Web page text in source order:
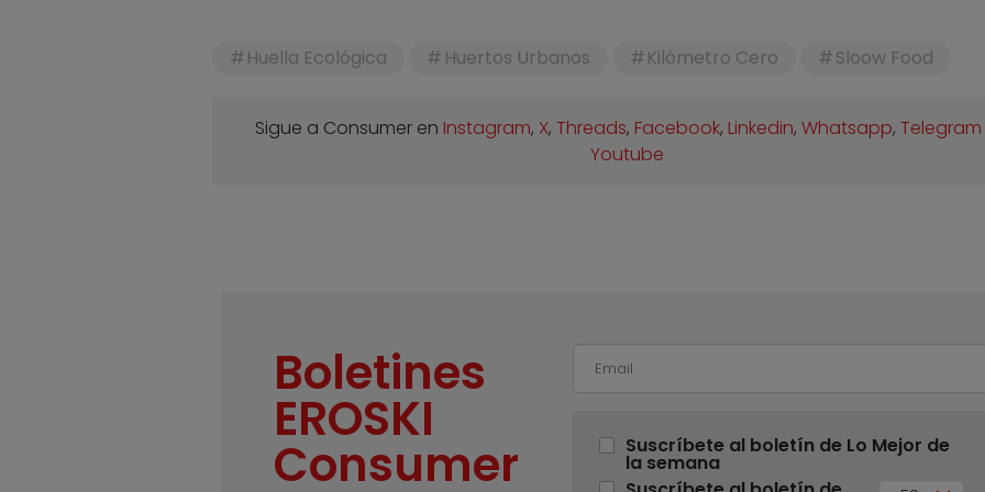
Huella Ecológica Huertos Urbanos Kilómetro Cero Sloow Food
Sigue a Consumer en Instagram, X,Threads, Facebook, Linkedin,Whatsapp,Telegram
Youtube
Boletines
EROSKI
Consumer Suscríbete al boletín de Lo Mejor de
la semana